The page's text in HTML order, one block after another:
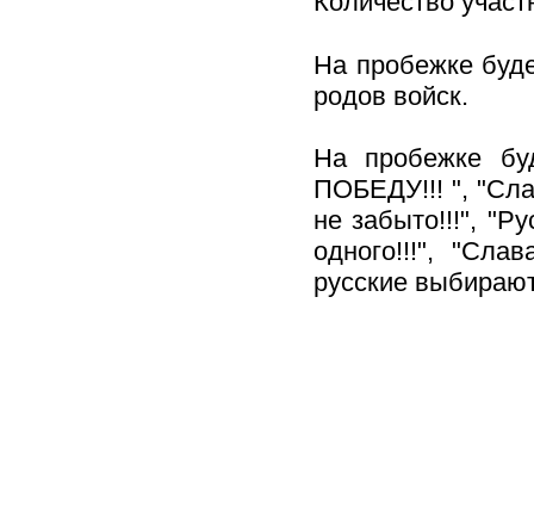
На пробежке
родов войск.
На пробежке
ПОБЕДУ!!! ",
не забыто!!!",
одного!!!",
русские